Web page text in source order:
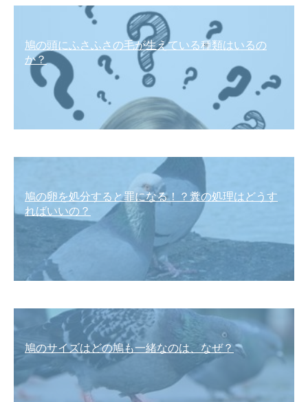
鳩の頭にふさふさの毛が生えている種類はいるの
か？
鳩の卵を処分すると罪になる！？糞の処理はどうす
ればいいの？
鳩のサイズはどの鳩も一緒なのは、なぜ？